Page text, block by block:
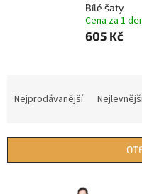
Bílé šaty
Cena za 1
605 Kč
í
Nejprodávanější